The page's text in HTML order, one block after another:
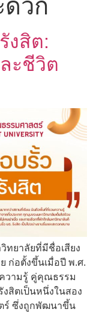
วก
งสิต:
ะชีวิต
ทยาลัยที่มีชื่อเสียง
ก่อตั้งขึ้นเมื่อปี พ.ศ.
วามรู้ คู่คุณธรรม
สิตเป็นหนึ่งในสอง
ร์ ซึ่งถูกพัฒนาขึ้น